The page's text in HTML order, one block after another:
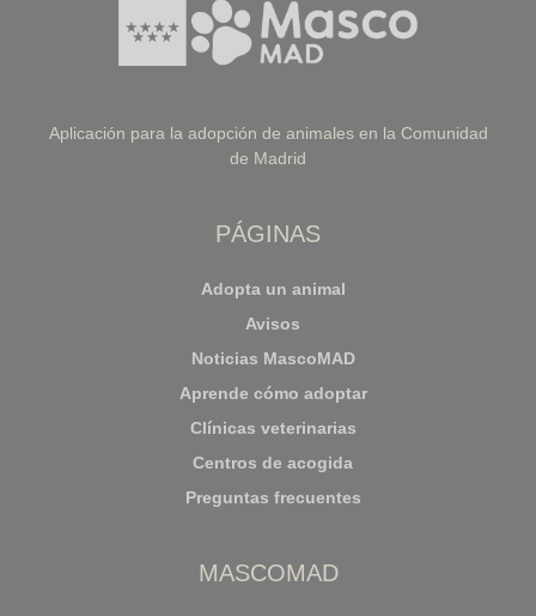
Aplicación para la adopción de animales en la Comunidad
de Madrid
PÁGINAS
Adopta un animal
Avisos
Noticias MascoMAD
Aprende cómo adoptar
Clínicas veterinarias
Centros de acogida
Preguntas frecuentes
MASCOMAD